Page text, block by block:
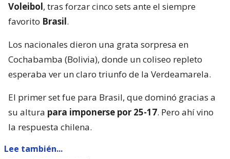
Voleibol, tras forzar cinco sets ante el siempre
favorito Brasil.
Los nacionales dieron una grata sorpresa en
Cochabamba (Bolivia), donde un coliseo repleto
esperaba ver un claro triunfo de la Verdeamarela.
El primer set fue para Brasil, que dominó gracias a
su altura para imponerse por 25-17. Pero ahí vino
la respuesta chilena.
Lee también...